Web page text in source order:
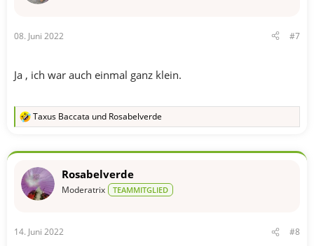
08. Juni 2022 #7
Ja , ich war auch einmal ganz klein.
R
k
o
:
Taxus Baccata und Rosabelverde
Rosabelverde
Moderatrix TEAMMITGLIED
14. Juni 2022 #8